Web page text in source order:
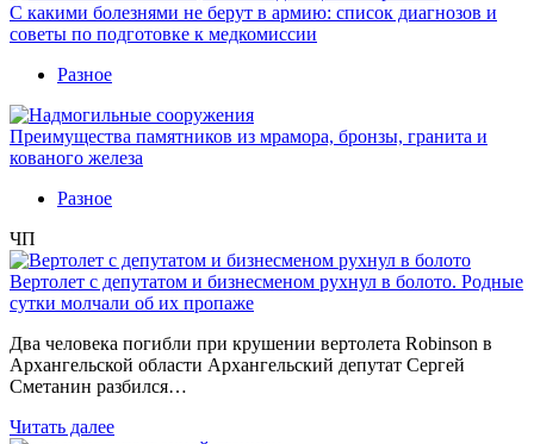
С какими болезнями не берут в армию: список диагнозов и
советы по подготовке к медкомиссии
Разное
Преимущества памятников из мрамора, бронзы, гранита и
кованого железа
Разное
ЧП
Вертолет с депутатом и бизнесменом рухнул в болото. Родные
сутки молчали об их пропаже
Два человека погибли при крушении вертолета Robinson в
Архангельской области Архангельский депутат Сергей
Сметанин разбился…
Читать далее